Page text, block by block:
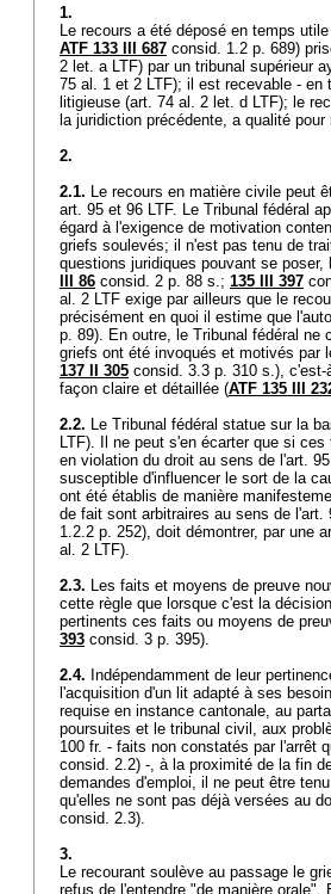
1.
Le recours a été déposé en temps
ATF 133 III 687 consid. 1.2 p. 689)
2 let. a LTF) par un tribunal supérieur
75 al. 1 et 2 LTF); il est recevable - en
litigieuse (art. 74 al. 2 let. d LTF); le
la juridiction précédente, a qualité pour
2.
2.1. Le recours en matière civile peut
art. 95 et 96 LTF. Le Tribunal fédéral
égard à l'exigence de motivation
griefs soulevés; il n'est pas tenu de
questions juridiques pouvant se
III 86 consid. 2 p. 88 s.; 135 III 397
al. 2 LTF exige par ailleurs que le
précisément en quoi il estime que
p. 89). En outre, le Tribunal fédéral ne
griefs ont été invoqués et motivés par
137 II 305 consid. 3.3 p. 310 s.),
façon claire et détaillée (ATF 135 III
2.2. Le Tribunal fédéral statue sur la
LTF). Il ne peut s'en écarter que si
en violation du droit au sens de l'art.
susceptible d'influencer le sort de la
ont été établis de manière
de fait sont arbitraires au sens de l'art.
1.2.2 p. 252), doit démontrer, par une
al. 2 LTF).
2.3. Les faits et moyens de preuve
cette règle que lorsque c'est la
pertinents ces faits ou moyens de
393 consid. 3 p. 395).
2.4. Indépendamment de leur
l'acquisition d'un lit adapté à ses
requise en instance cantonale, au
poursuites et le tribunal civil, aux
100 fr. - faits non constatés par l'arrêt
consid. 2.2) -, à la proximité de la fin
demandes d'emploi, il ne peut être
qu'elles ne sont pas déjà versées au
consid. 2.3).
3.
Le recourant soulève au passage le
refus de l'entendre "de manière orale".